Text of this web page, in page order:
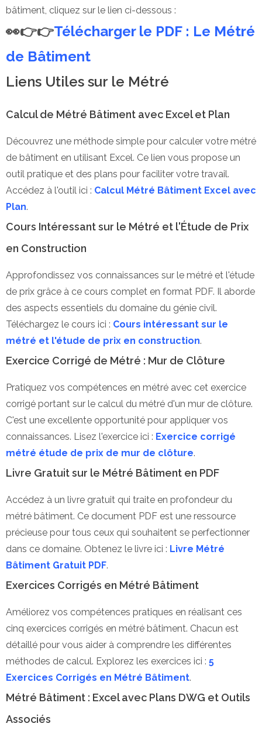
bâtiment, cliquez sur le lien ci-dessous :
👀👉👉Télécharger le PDF : Le Métré
de Bâtiment
Liens Utiles sur le Métré
Calcul de Métré Bâtiment avec Excel et Plan
Découvrez une méthode simple pour calculer votre métré
de bâtiment en utilisant Excel. Ce lien vous propose un
outil pratique et des plans pour faciliter votre travail.
Accédez à l'outil ici : Calcul Métré Bâtiment Excel avec
Plan.
Cours Intéressant sur le Métré et l'Étude de Prix
en Construction
Approfondissez vos connaissances sur le métré et l'étude
de prix grâce à ce cours complet en format PDF. Il aborde
des aspects essentiels du domaine du génie civil.
Téléchargez le cours ici : Cours intéressant sur le
métré et l'étude de prix en construction.
Exercice Corrigé de Métré : Mur de Clôture
Pratiquez vos compétences en métré avec cet exercice
corrigé portant sur le calcul du métré d'un mur de clôture.
C'est une excellente opportunité pour appliquer vos
connaissances. Lisez l'exercice ici : Exercice corrigé
métré étude de prix de mur de clôture.
Livre Gratuit sur le Métré Bâtiment en PDF
Accédez à un livre gratuit qui traite en profondeur du
métré bâtiment. Ce document PDF est une ressource
précieuse pour tous ceux qui souhaitent se perfectionner
dans ce domaine. Obtenez le livre ici : Livre Métré
Bâtiment Gratuit PDF.
Exercices Corrigés en Métré Bâtiment
Améliorez vos compétences pratiques en réalisant ces
cinq exercices corrigés en métré bâtiment. Chacun est
détaillé pour vous aider à comprendre les différentes
méthodes de calcul. Explorez les exercices ici : 5
Exercices Corrigés en Métré Bâtiment.
Métré Bâtiment : Excel avec Plans DWG et Outils
Associés